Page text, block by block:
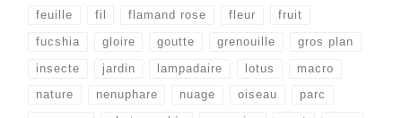
feuille fil flamand rose fleur fruit
fucshia gloire goutte grenouille gros plan
insecte jardin lampadaire lotus macro
nature nenuphare nuage oiseau parc